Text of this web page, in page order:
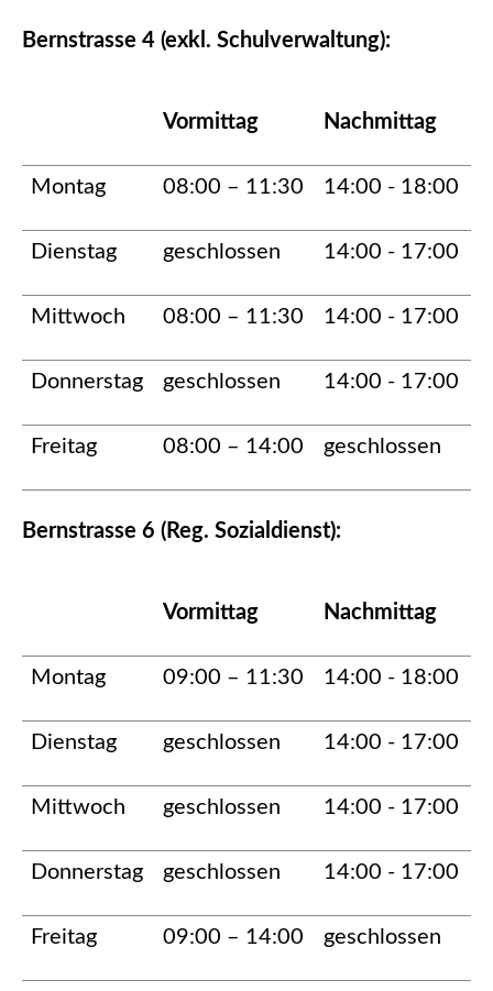
Bernstrasse 4 (exkl. Schulverwaltung):
Vormittag Nachmittag
Montag 08:00 – 11:30 14:00 - 18:00
Dienstag geschlossen 14:00 - 17:00
Mittwoch 08:00 – 11:30 14:00 - 17:00
Donnerstag geschlossen 14:00 - 17:00
Freitag 08:00 – 14:00 geschlossen
Bernstrasse 6 (Reg. Sozialdienst):
Vormittag Nachmittag
Montag 09:00 – 11:30 14:00 - 18:00
Dienstag geschlossen 14:00 - 17:00
Mittwoch geschlossen 14:00 - 17:00
Donnerstag geschlossen 14:00 - 17:00
Freitag 09:00 – 14:00 geschlossen